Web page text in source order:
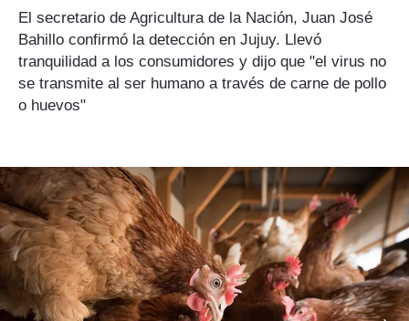
Lechería
Tecnología
Maquinaria agrícola
Agenda
Clima
Agronegocios
Mercados
El secretario de Agricultura de la Nación, Juan José
Bahillo confirmó la detección en Jujuy. Llevó
tranquilidad a los consumidores y dijo que "el virus no
se transmite al ser humano a través de carne de pollo
o huevos"